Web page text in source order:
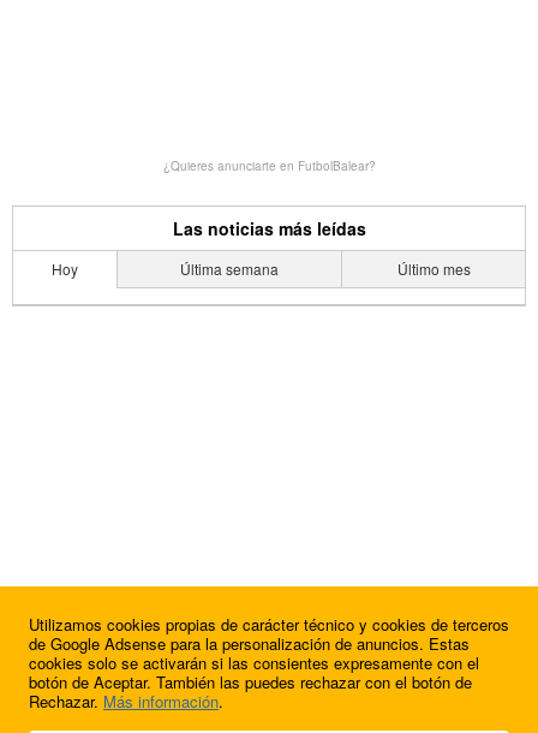
¿Quieres anunciarte en FutbolBalear?
Las noticias más leídas
Hoy Última semana Último mes
Utilizamos cookies propias de carácter técnico y cookies de terceros
de Google Adsense para la personalización de anuncios. Estas
cookies solo se activarán si las consientes expresamente con el
botón de Aceptar. También las puedes rechazar con el botón de
Rechazar. Más información.